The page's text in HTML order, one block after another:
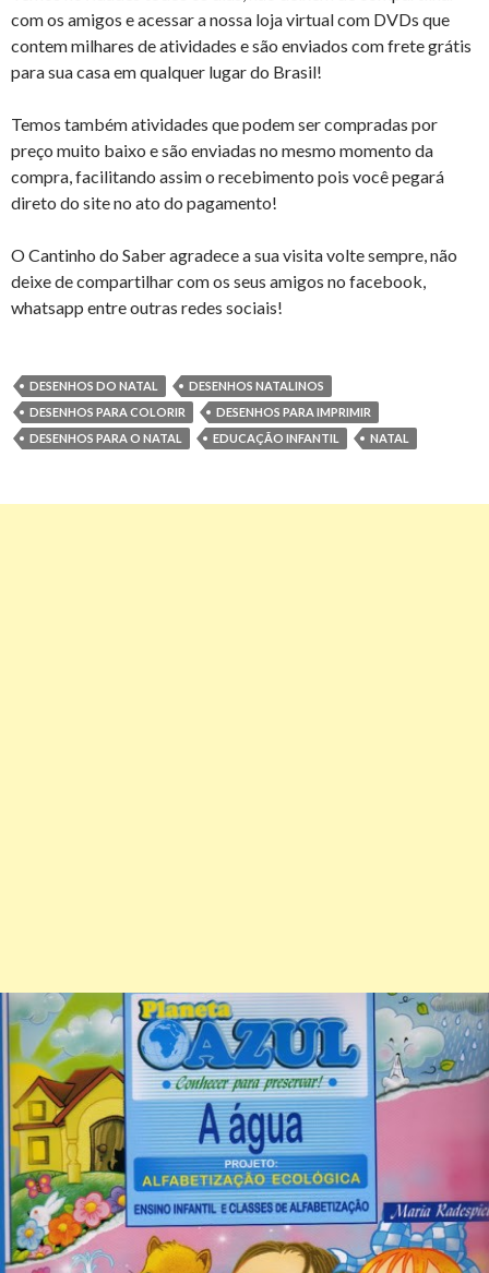
com os amigos e acessar a nossa loja virtual com DVDs que
contem milhares de atividades e são enviados com frete grátis
para sua casa em qualquer lugar do Brasil!
Temos também atividades que podem ser compradas por
preço muito baixo e são enviadas no mesmo momento da
compra, facilitando assim o recebimento pois você pegará
direto do site no ato do pagamento!
O Cantinho do Saber agradece a sua visita volte sempre, não
deixe de compartilhar com os seus amigos no facebook,
whatsapp entre outras redes sociais!
DESENHOS DO NATAL
DESENHOS NATALINOS
DESENHOS PARA COLORIR
DESENHOS PARA IMPRIMIR
DESENHOS PARA O NATAL
EDUCAÇÃO INFANTIL NATAL